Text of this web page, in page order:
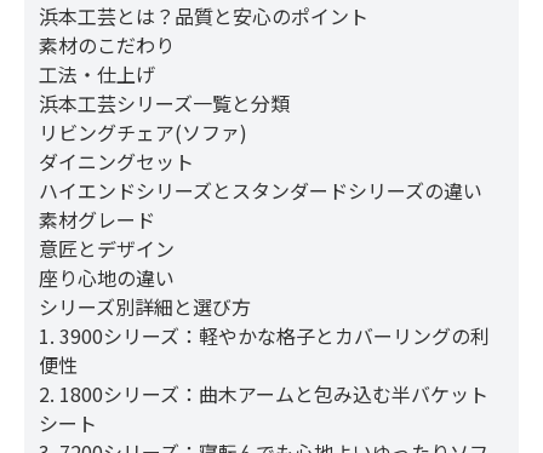
浜本工芸とは？品質と安心のポイント
素材のこだわり
工法・仕上げ
浜本工芸シリーズ一覧と分類
リビングチェア(ソファ)
ダイニングセット
ハイエンドシリーズとスタンダードシリーズの違い
素材グレード
意匠とデザイン
座り心地の違い
シリーズ別詳細と選び方
1. 3900シリーズ：軽やかな格子とカバーリングの利
便性
2. 1800シリーズ：曲木アームと包み込む半バケット
シート